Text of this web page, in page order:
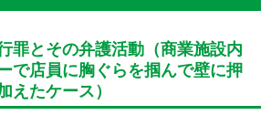
罪とその弁護活動（商業施設内
で店員に胸ぐらを掴んで壁に押
えたケース）